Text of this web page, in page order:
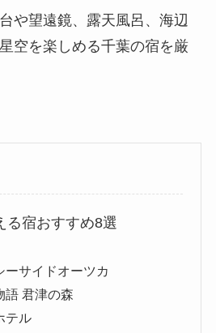
や望遠鏡、露天風呂、海辺
空を楽しめる千葉の宿を厳
る宿おすすめ8選
ーサイドオーツカ
語 君津の森
テル